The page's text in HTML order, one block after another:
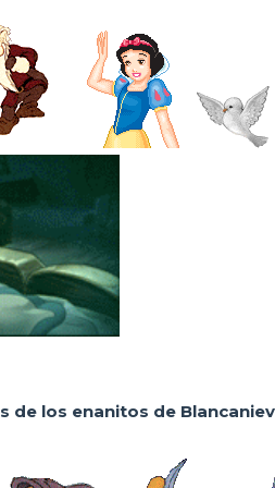
de los enanitos de